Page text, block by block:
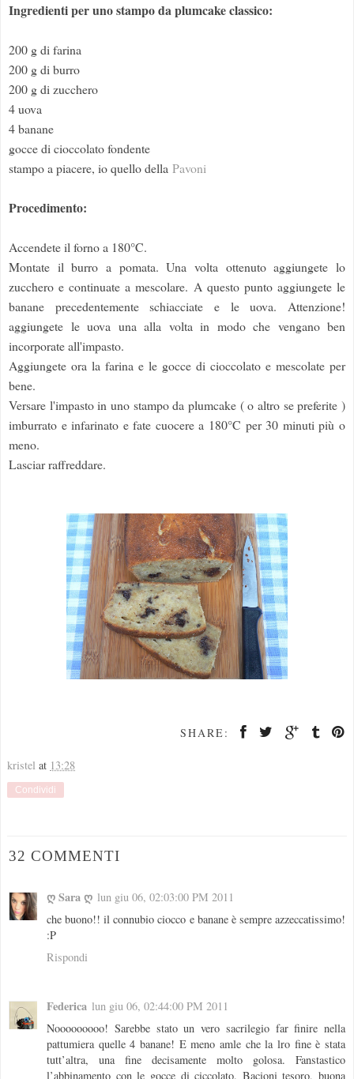
Ingredienti per uno stampo da plumcake classico:
200 g di farina
200 g di burro
200 g di zucchero
4 uova
4 banane
gocce di cioccolato fondente
stampo a piacere, io quello della Pavoni
Procedimento:
Accendete il forno a 180°C.
Montate il burro a pomata. Una volta ottenuto aggiungete lo
zucchero e continuate a mescolare. A questo punto aggiungete le
banane precedentemente schiacciate e le uova. Attenzione!
aggiungete le uova una alla volta in modo che vengano ben
incorporate all'impasto.
Aggiungete ora la farina e le gocce di cioccolato e mescolate per
bene.
Versare l'impasto in uno stampo da plumcake ( o altro se preferite )
imburrato e infarinato e fate cuocere a 180°C per 30 minuti più o
meno.
Lasciar raffreddare.
SHARE:
kristel at 13:28
Condividi
32 COMMENTI
ღ Sara ღ lun giu 06, 02:03:00 PM 2011
che buono!! il connubio ciocco e banane è sempre azzeccatissimo!
:P
Rispondi
Federica lun giu 06, 02:44:00 PM 2011
Nooooooooo! Sarebbe stato un vero sacrilegio far finire nella
pattumiera quelle 4 banane! E meno amle che la lro fine è stata
tutt’altra, una fine decisamente molto golosa. Fanstastico
l’abbinamento con le gocce di ciccolato. Bacioni tesoro, buona